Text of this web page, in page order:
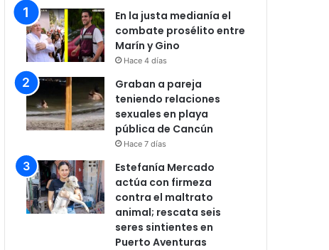
En la justa medianía el
combate prosélito entre
Marín y Gino
Hace 4 días
Graban a pareja
teniendo relaciones
sexuales en playa
pública de Cancún
Hace 7 días
Estefanía Mercado
actúa con firmeza
contra el maltrato
animal; rescata seis
seres sintientes en
Puerto Aventuras